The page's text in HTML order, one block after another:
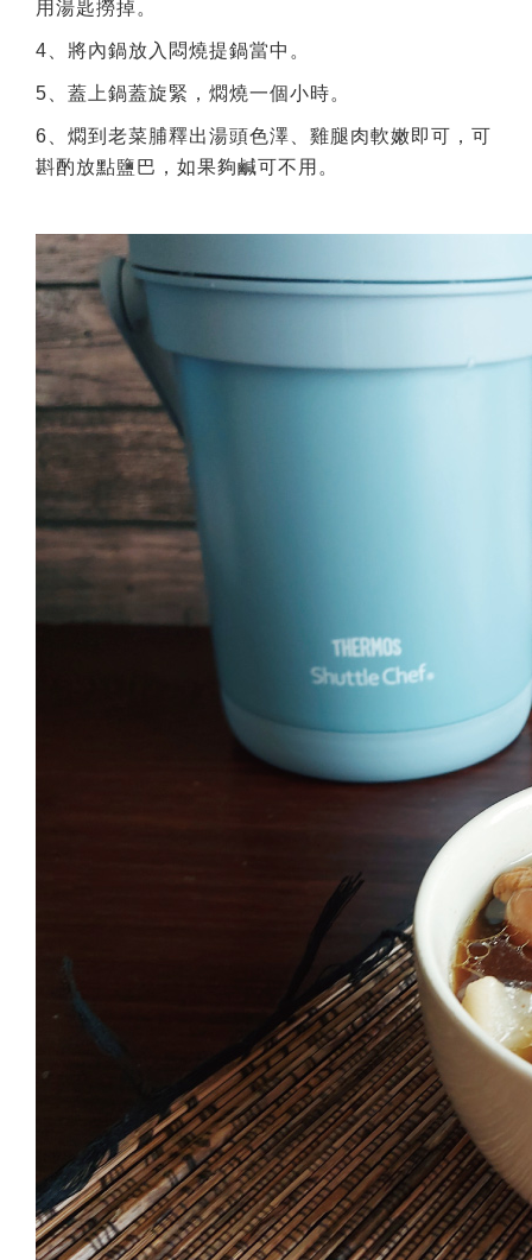
用湯匙撈掉。
4、將內鍋放入悶燒提鍋當中。
5、蓋上鍋蓋旋緊，燜燒一個小時。
6、燜到老菜脯釋出湯頭色澤、雞腿肉軟嫩即可，可
斟酌放點鹽巴，如果夠鹹可不用。